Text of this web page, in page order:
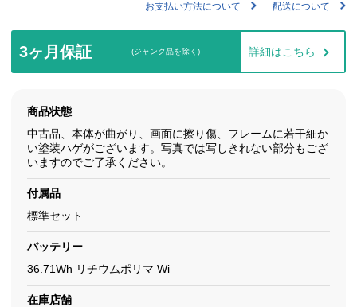
お支払い方法について 配送について
3ヶ月保証 (ジャンク品を除く) 詳細はこちら
商品状態
中古品、本体が曲がり、画面に擦り傷、フレームに若干細か
い塗装ハゲがございます。写真では写しきれない部分もござ
いますのでご了承ください。
付属品
標準セット
バッテリー
36.71Wh リチウムポリマ Wi
在庫店舗